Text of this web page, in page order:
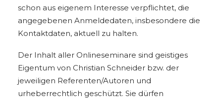
schon aus eigenem Interesse verpflichtet, die
angegebenen Anmeldedaten, insbesondere die
Kontaktdaten, aktuell zu halten.
Der Inhalt aller Onlineseminare sind geistiges
Eigentum von Christian Schneider bzw. der
jeweiligen Referenten/Autoren und
urheberrechtlich geschützt. Sie dürfen